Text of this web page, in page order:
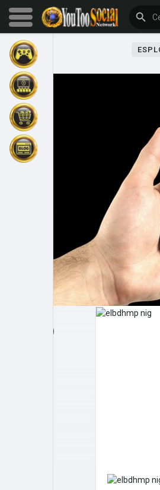
Sfoglia gli eventi
Post popolari